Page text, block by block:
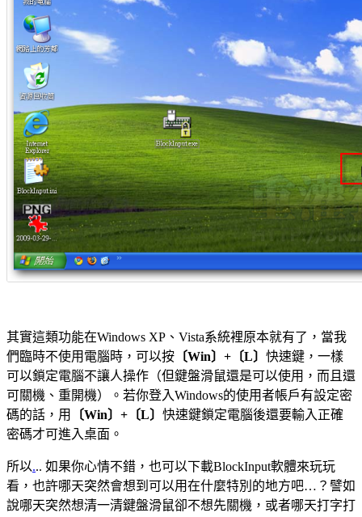
其實這類功能在Windows XP、Vista系統裡原本就有了，當我
們臨時不使用電腦時，可以按 〔Win〕+〔L〕 快速鍵，一樣
可以鎖定電腦不讓人操作（但鍵盤滑鼠還是可以使用，而且還
可關機、重開機）。若你登入Windows的使用者帳戶有設定密
碼的話，用
〔Win〕+〔L〕 快速鍵鎖定電腦後還要輸入正確
密碼才可進入桌面。
所以... 如果你心情不錯，也可以下載BlockInput軟體來玩玩
看，也許哪天突然會想到可以用在什麼特別的地方吧…？譬如
說哪天突然想清一清鍵盤滑鼠卻不想先關機，或者哪天打字打